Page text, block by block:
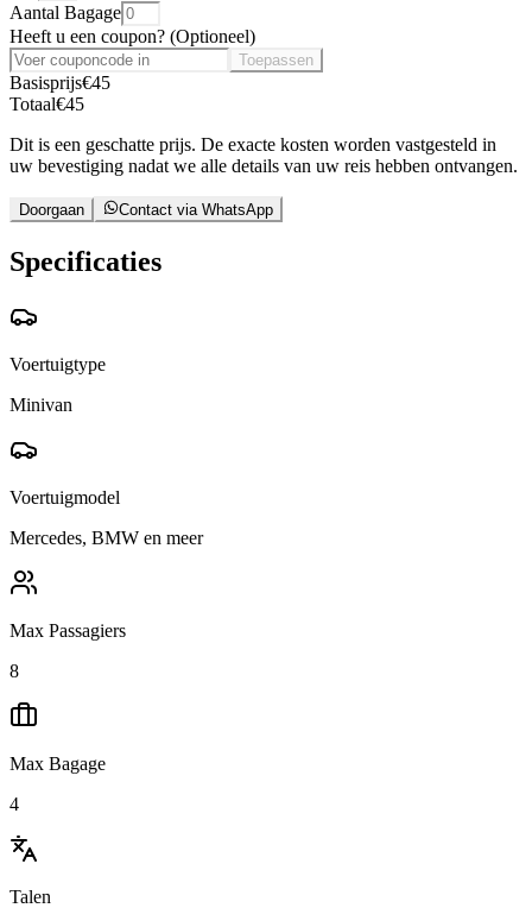
Aantal Bagage
Heeft u een coupon? (Optioneel)
Toepassen
Basisprijs€45
Totaal€45
Dit is een geschatte prijs. De exacte kosten worden vastgesteld in
uw bevestiging nadat we alle details van uw reis hebben ontvangen.
Doorgaan Contact via WhatsApp
Specificaties
Voertuigtype
Minivan
Voertuigmodel
Mercedes, BMW en meer
Max Passagiers
8
Max Bagage
4
Talen